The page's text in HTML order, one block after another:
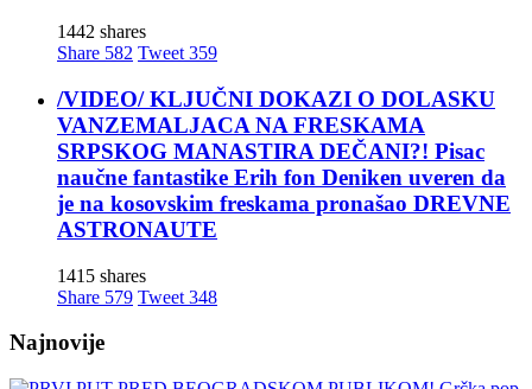
1442 shares
Share 582 Tweet 359
/VIDEO/ KLJUČNI DOKAZI O DOLASKU
VANZEMALJACA NA FRESKAMA
SRPSKOG MANASTIRA DEČANI?! Pisac
naučne fantastike Erih fon Deniken uveren da
je na kosovskim freskama pronašao DREVNE
ASTRONAUTE
1415 shares
Share 579 Tweet 348
Najnovije